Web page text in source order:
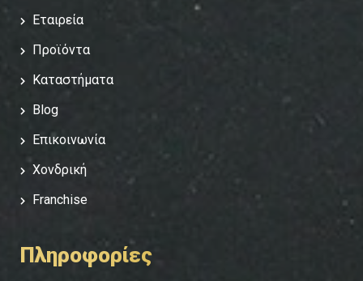
Εταιρεία
Προϊόντα
Καταστήματα
Blog
Επικοινωνία
Χονδρική
Franchise
Πληροφορίες